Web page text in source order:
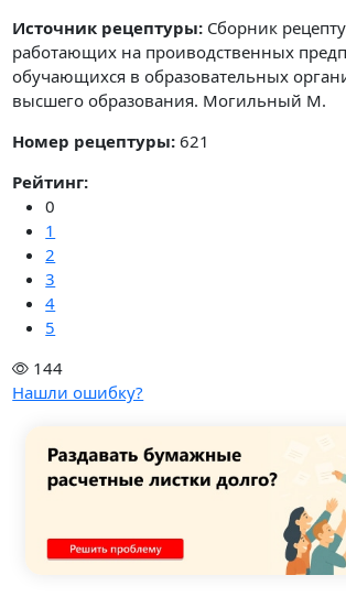
Источник рецептуры: Сборник
работающих на проиводственных
обучающихся в образовательных
высшего образования. Могильный М.
Номер рецептуры: 621
Рейтинг:
0
1
2
3
4
5
144
Нашли ошибку?